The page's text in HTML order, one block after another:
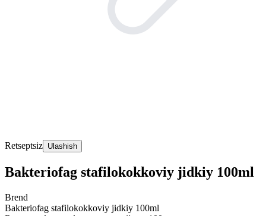
Retseptsiz Ulashish
Bakteriofag stafilokokkoviy jidkiy 100ml
Brend
Bakteriofag stafilokokkoviy jidkiy 100ml